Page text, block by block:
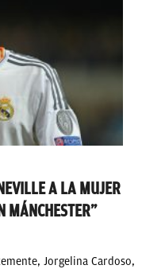
A LA MUJER
MÁNCHESTER”
Jorgelina Cardoso,